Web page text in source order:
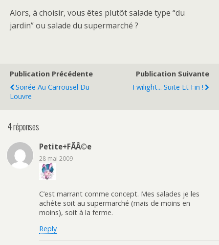
Alors, à choisir, vous êtes plutôt salade type “du
jardin” ou salade du supermarché ?
Publication Précédente
Soirée Au Carrousel Du
Louvre
Publication Suivante
Twilight... Suite Et Fin !
4 réponses
Petite+FÃÂ©e
28 mai 2009
C’est marrant comme concept. Mes salades je les
achéte soit au supermarché (mais de moins en
moins), soit à la ferme.
Reply